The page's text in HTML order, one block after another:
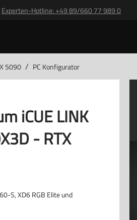
Experten-Hotline: +49 89/660 77 989 0
5090 / PC Konfigurator
iCUE LINK
- RTX
S, XD6 RGB Elite und